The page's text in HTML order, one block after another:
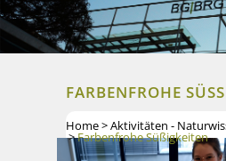
FARBENFROHE
Home>Aktivitäten -
>Farbenfrohe Süßigkeiten